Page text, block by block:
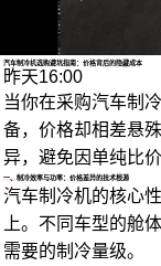
汽车制冷机选购避坑指南：价格背后的隐藏成本
昨天16:00
当你在采购汽车制
备，价格却相差悬
异，避免因单纯比
一、制冷效率与功率：价格差异的技术根源
汽车制冷机的核心
上。不同车型的舱
需要的制冷量级。